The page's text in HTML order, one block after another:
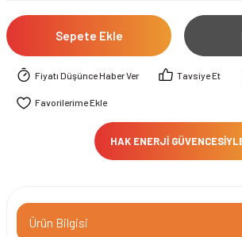
Sepete Ekle
Fiyatı Düşünce Haber Ver Tavsiye Et
HAK ENERJİ
Ürün Bilgisi